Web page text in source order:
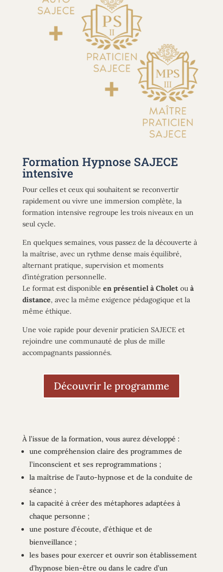
Formation Hypnose SAJECE
intensive
Pour celles et ceux qui souhaitent se reconvertir
rapidement ou vivre une immersion complète, la
formation intensive regroupe les trois niveaux en un
seul cycle.
En quelques semaines, vous passez de la découverte à
la maîtrise, avec un rythme dense mais équilibré,
alternant pratique, supervision et moments
d’intégration personnelle.
Le format est disponible en présentiel à Choletou à
distance, avec la même exigence pédagogique et la
même éthique.
Une voie rapide pour devenir praticien SAJECE et
rejoindre une communauté de plus de mille
accompagnants passionnés.
Découvrir le programme
À l’issue de la formation, vous aurez développé :
une compréhension claire des programmes de
l’inconscient et ses reprogrammations ;
la maîtrise de l’auto-hypnose et de la conduite de
séance ;
la capacité à créer des métaphores adaptées à
chaque personne ;
une posture d’écoute, d’éthique et de
bienveillance ;
les bases pour exercer et ouvrir son établissement
d’hypnose bien-être ou dans le cadre d’un